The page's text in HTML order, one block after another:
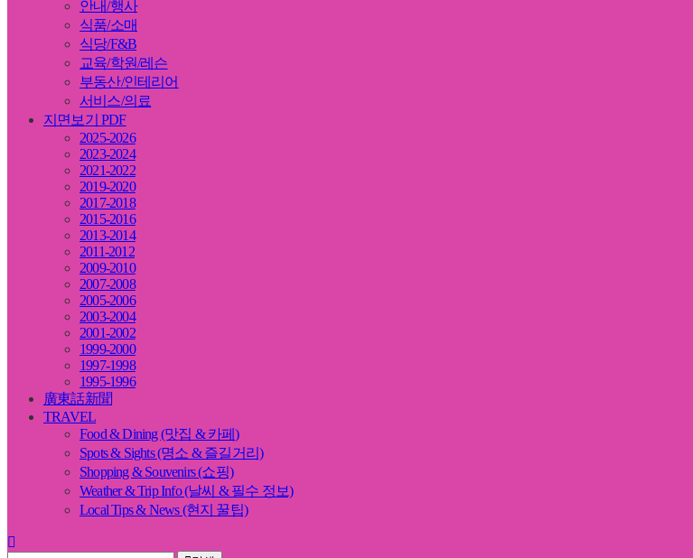
안내/행사
식품/소매
식당/F&B
교육/학원/레슨
부동산/인테리어
서비스/의료
지면보기 PDF
2025-2026
2023-2024
2021-2022
2019-2020
2017-2018
2015-2016
2013-2014
2011-2012
2009-2010
2007-2008
2005-2006
2003-2004
2001-2002
1999-2000
1997-1998
1995-1996
廣東話新聞
TRAVEL
Food & Dining (맛집 & 카페)
Spots & Sights (명소 & 즐길거리)
Shopping & Souvenirs (쇼핑)
Weather & Trip Info (날씨 & 필수 정보)
Local Tips & News (현지 꿀팁)